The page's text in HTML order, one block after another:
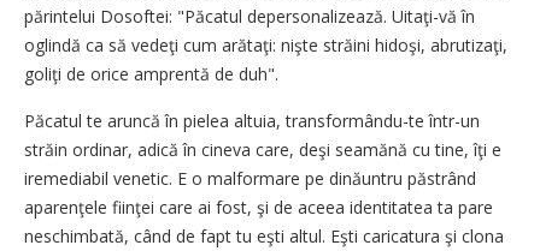
părintelui Dosoftei: "Păcatul depersonalizează. Uitaţi-vă în
oglindă ca să vedeţi cum arătaţi: nişte străini hidoşi, abrutizaţi,
goliţi de orice amprentă de duh".
Păcatul te aruncă în pielea altuia, transformându-te într-un
străin ordinar, adică în cineva care, deşi seamănă cu tine, îţi e
iremediabil venetic. E o malformare pe dinăuntru păstrând
aparenţele fiinţei care ai fost, şi de aceea identitatea ta pare
neschimbată, când de fapt tu eşti altul. Eşti caricatura şi clona